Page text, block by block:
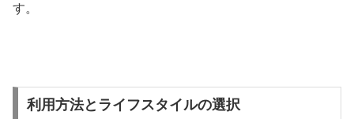
す。
利用方法とライフスタイルの選択